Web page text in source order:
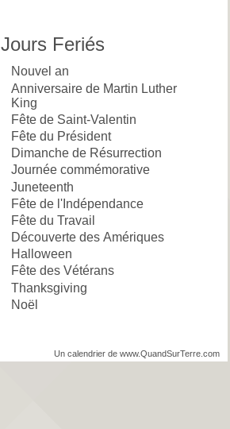
Jours Feriés
Nouvel an
Anniversaire de Martin Luther
King
Fête de Saint-Valentin
Fête du Président
Dimanche de Résurrection
Journée commémorative
Juneteenth
Fête de l'Indépendance
Fête du Travail
Découverte des Amériques
Halloween
Fête des Vétérans
Thanksgiving
Noël
Un calendrier de www.QuandSurTerre.com